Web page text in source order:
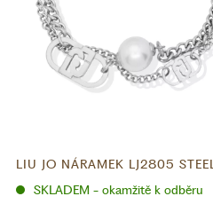
LIU JO NÁRAMEK LJ2805 STEEL
SKLADEM - okamžitě k odběru